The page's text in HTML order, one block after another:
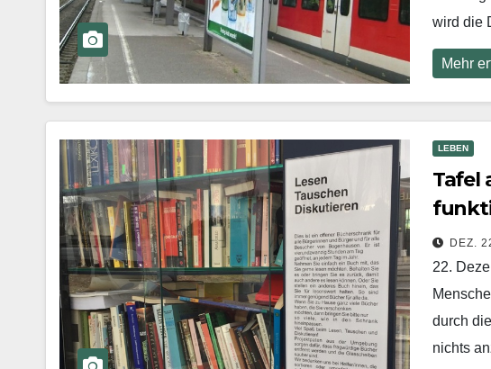
wird die
Mehr
LEBEN
Tafel
DEZ.
22.
durch
nichts